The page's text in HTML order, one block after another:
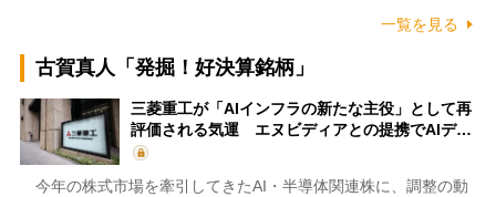
一覧を見る
古賀真人「発掘！好決算銘柄」
三菱重工が「AIインフラの新たな主役」として再
評価される気運 エヌビディアとの提携でAIデ…
今年の株式市場を牽引してきたAI・半導体関連株に、調整の動